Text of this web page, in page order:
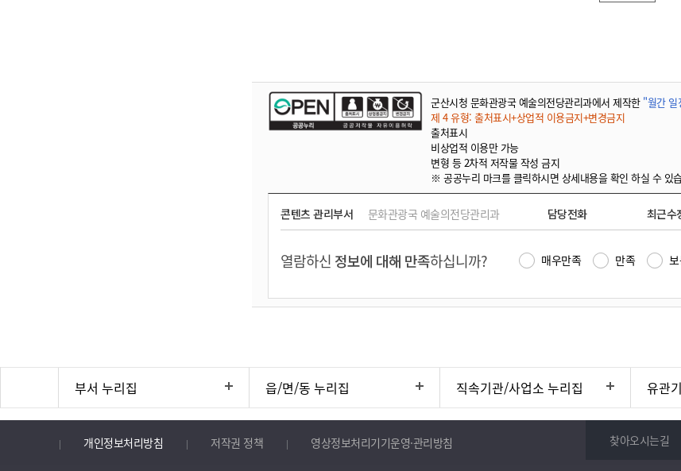
군산시청 문화관광국 예술의전당관리과에서 제작한 "월간 일
제 4 유형: 출처표시+상업적 이용금지+변경금지
출처표시
비상업적 이용만 가능
변형 등 2차적 저작물 작성 금지
※ 공공누리 마크를 클릭하시면 상세내용을 확인 하실 수 있
콘텐츠 관리부서 문화관광국 예술의전당관리과 담당전화 최근수
열람하신 정보에 대해 만족하십니까? 매우만족 만족
부서 누리집 읍/면/동 누리집 직속기관/사업소 누리집 유관
개인정보처리방침 저작권 정책 영상정보처리기기운영·관리방침 찾아오시는길